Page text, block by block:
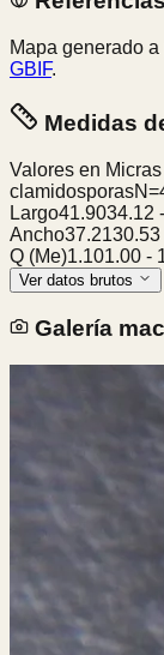
Mapa generado
GBIF.
Medidas
Valores en Micras
clamidosporasN=
Largo41.9034.12 -
Ancho37.2130.53
Q (Me)1.101.00 -
Ver datos brutos
Galería